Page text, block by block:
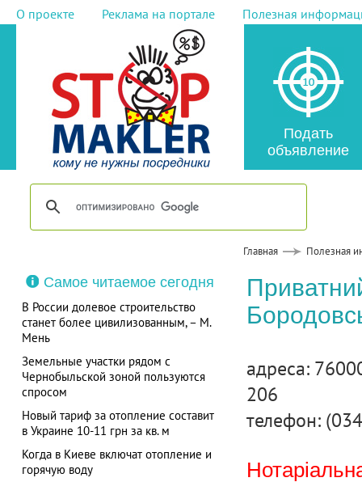
О проекте Реклама на портале Полезная
Подать
объявление
Главная Полезная
Самое читаемое сегодня
В России долевое строительство
станет более цивилизованным, – М.
Мень
Земельные участки рядом с
Чернобыльской зоной пользуются
спросом
Новый тариф за отопление составит
в Украине 10-11 грн за кв. м
Когда в Киеве включат отопление и
горячую воду
адреса:
206
телефон: